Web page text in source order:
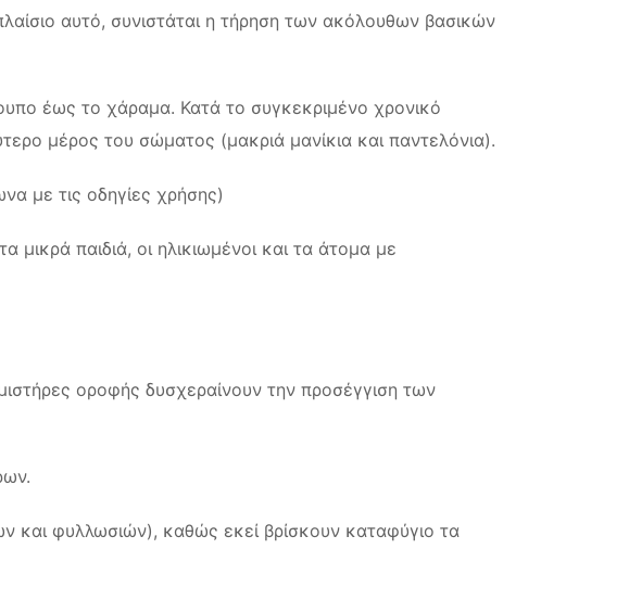
αυτό, συνιστάται η τήρηση των ακόλουθων βασικών
έως το χάραμα. Κατά το συγκεκριμένο χρονικό
μέρος του σώματος (μακριά μανίκια και παντελόνια).
με τις οδηγίες χρήσης)
μικρά παιδιά, οι ηλικιωμένοι και τα άτομα με
οροφής δυσχεραίνουν την προσέγγιση των
και φυλλωσιών), καθώς εκεί βρίσκουν καταφύγιο τα